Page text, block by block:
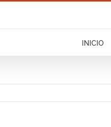
INICIO